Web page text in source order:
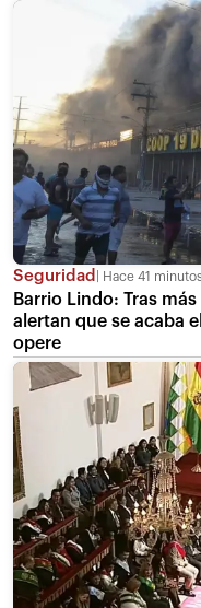
Seguridad Hace 41
Barrio Lindo: Tras
alertan que se acaba
opere